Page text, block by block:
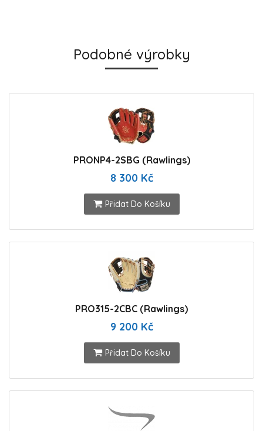
Podobné výrobky
PRONP4-2SBG (Rawlings)
8 300 Kč
Přidat Do Košíku
PRO315-2CBC (Rawlings)
9 200 Kč
Přidat Do Košíku